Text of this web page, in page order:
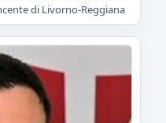
di Livorno-Reggiana